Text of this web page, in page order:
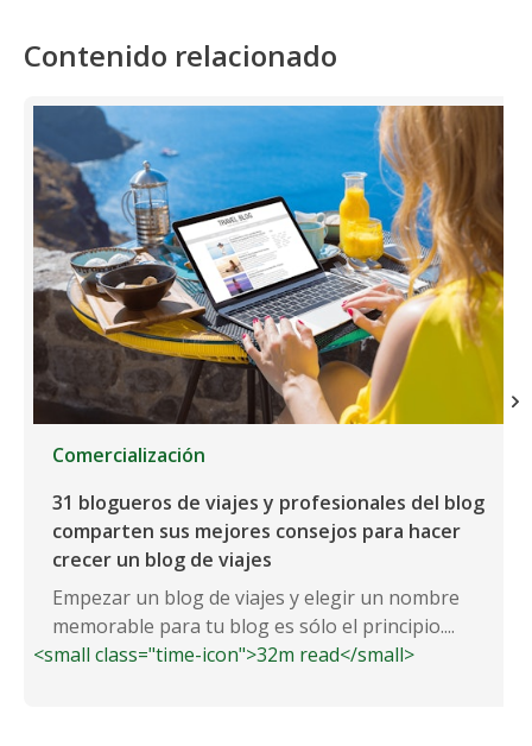
Contenido relacionado
Comercialización
31 blogueros de viajes y profesionales del blog
comparten sus mejores consejos para hacer
crecer un blog de viajes
Empezar un blog de viajes y elegir un nombre
memorable para tu blog es sólo el principio....
<small class="time-icon">32m read</small>